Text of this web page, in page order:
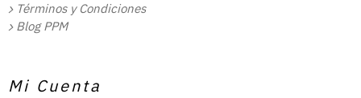
Términos y Condiciones
Blog PPM
Mi Cuenta